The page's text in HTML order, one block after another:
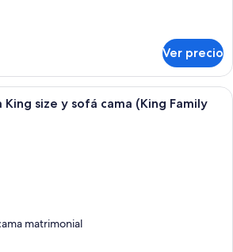
Ver precio
Habitación de hotel con una cama
King size y sofá cama (King Family
matrimonial